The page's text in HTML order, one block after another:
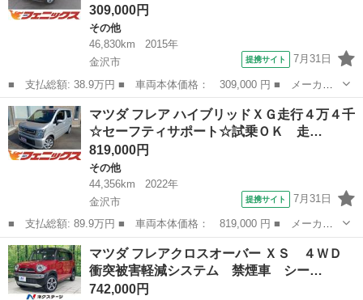
309,000円
その他
46,830km
2015年
金沢市
提携サイト 7月31日
■ 支払総額: 38.9万円 ■ 車両本体価格： 309,000 円 ■ メーカー
名： マツダ ■ 車種名： キャロル ■ グレード名： ＧＬ走行４
万７千☆サポートレス☆ＥＴＣ☆ドラレコ☆試乗ＯＫ 走行４万７千
☆サポートレ...
石川 金沢市 その他
マツダ フレア ハイブリッドＸＧ走行４万４千
☆セーフティサポート☆試乗ＯＫ 走…
819,000円
その他
44,356km
2022年
金沢市
提携サイト 7月31日
■ 支払総額: 89.9万円 ■ 車両本体価格： 819,000 円 ■ メーカー
名： マツダ ■ 車種名： フレア ■ グレード名： ハイブリッド
ＸＧ走行４万４千☆セーフティサポート☆試乗ＯＫ 走行４万４千☆
セーフティサ...
石川 金沢市 その他
マツダ フレアクロスオーバー ＸＳ ４ＷＤ
衝突被害軽減システム 禁煙車 シー…
742,000円